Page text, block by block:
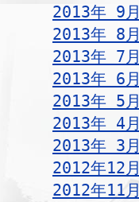
2013年 9月
2013年 8月
2013年 7月
2013年 6月
2013年 5月
2013年 4月
2013年 3月
2012年12月
2012年11月